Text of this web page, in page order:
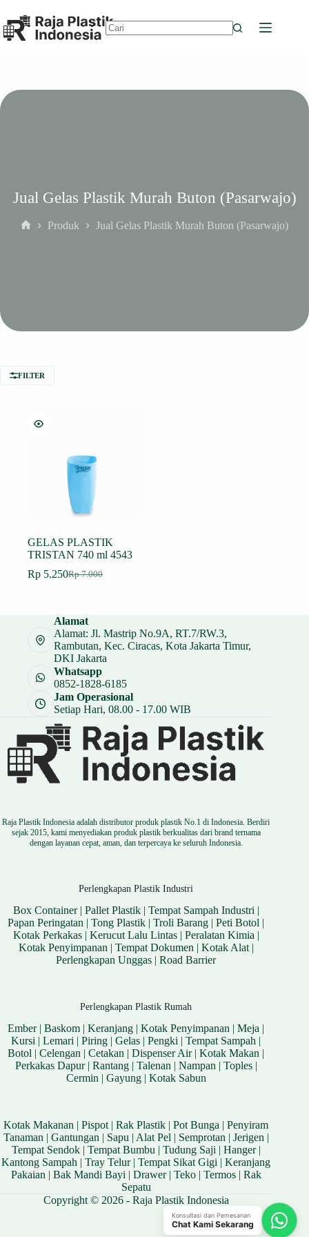
to
content
Jual Gelas Plastik Murah Buton (Pasarwajo)
Produk Jual Gelas Plastik Murah Buton (Pasarwajo)
FILTER
GELAS PLASTIK
TRISTAN 740 ml 4543
Rp7.000
Harga
Rp 7.000.
Rp 5.250Harga
adalah:
Rp 5.250.
Alamat
Alamat: Jl. Mastrip No.9A, RT.7/RW.3,
Rambutan, Kec. Ciracas, Kota Jakarta Timur,
DKI Jakarta
Whatsapp
0852-1828-6185
Jam Operasional
Setiap Hari, 08.00 - 17.00 WIB
Raja Plastik Indonesia adalah distributor produk plastik No.1 di Indonesia. Berdiri
sejak 2015, kami menyediakan produk plastik berkualitas dari brand ternama
dengan layanan cepat, aman, dan terpercaya ke seluruh Indonesia.
Perlengkapan Plastik Industri
Box Container| Pallet Plastik| Tempat Sampah Industri |
Papan Peringatan |Tong Plastik |Troli Barang |Peti Botol |
Kotak Perkakas| Kerucut Lalu Lintas| Peralatan Kimia |
Kotak Penyimpanan | Tempat Dokumen | Kotak Alat|
Perlengkapan Unggas |Road Barrier
Perlengkapan Plastik Rumah
Ember|Baskom |Keranjang |Kotak Penyimpanan |Meja |
Kursi |Lemari |Piring |Gelas |Pengki |Tempat Sampah |
Botol |Celengan |Cetakan |Dispenser Air|Kotak Makan |
Perkakas Dapur| Rantang| Talenan| Nampan| Toples|
Cermin| Gayung| Kotak Sabun
Kotak Makanan |Pispot|Rak Plastik |Pot Bunga |Penyiram
Tanaman| Gantungan| Sapu| Alat Pel| Semprotan| Jerigen|
Tempat Sendok| Tempat Bumbu| Tudung Saji| Hanger|
Kantong Sampah |Tray Telur|Tempat Sikat Gigi |Keranjang
Pakaian| Bak Mandi Bayi| Drawer| Teko| Termos| Rak
Sepatu
Copyright © 2026 - Raja Plastik Indonesia
Konsultasi dan Pemesanan
Chat Kami Sekarang